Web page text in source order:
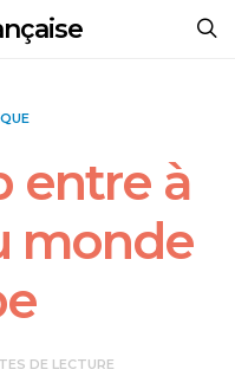
entre à
monde
DE LECTURE